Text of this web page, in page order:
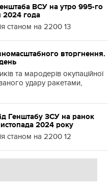
ВСУ на утро 995-го
2024 года
станом на 2200 13
вторгнення.
та мародерів окупаційної
удару ракетами,
Генштабу ЗСУ на ранок
2024 року
станом на 2200 12